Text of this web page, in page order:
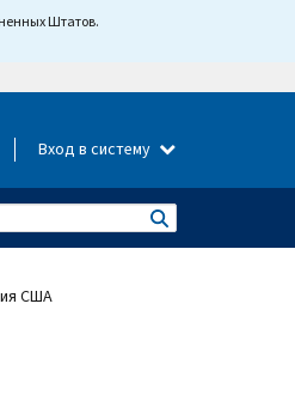
Штатов.
Вход в систему
США